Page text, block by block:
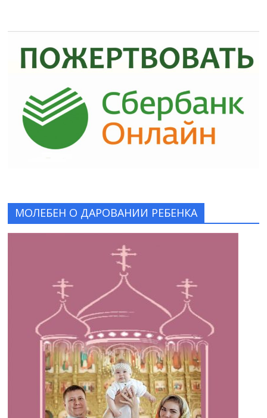
МОЛЕБЕН О ДАРОВАНИИ РЕБЕНКА